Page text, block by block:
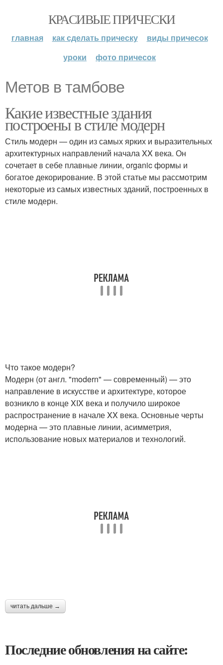
КРАСИВЫЕ ПРИЧЕСКИ
главная как сделать прическу
виды причесок
уроки
фото причесок
Метов в тамбове
Какие известные здания
построены в стиле модерн
Стиль модерн — один из самых ярких и выразительных
архитектурных направлений начала XX века. Он
сочетает в себе плавные линии, organic формы и
богатое декорирование. В этой статье мы рассмотрим
некоторые из самых известных зданий, построенных в
стиле модерн.
Что такое модерн?
Модерн (от англ. "modern" — современный) — это
направление в искусстве и архитектуре, которое
возникло в конце XIX века и получило широкое
распространение в начале XX века. Основные черты
модерна — это плавные линии, асимметрия,
использование новых материалов и технологий.
читать дальше →
Последние обновления на сайте: